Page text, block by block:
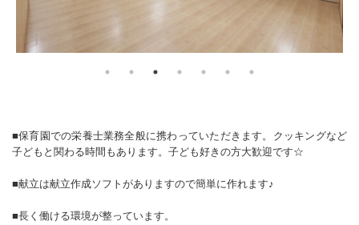
■保育園での栄養士業務全般に携わっていただきます。クッキングなど
子どもと関わる時間もあります。子ども好きの方大歓迎です☆
■献立は献立作成ソフトがありますので簡単に作れます♪
■長く働ける環境が整っています。